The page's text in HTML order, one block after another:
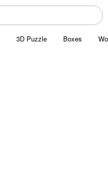
3D Puzzle Boxes